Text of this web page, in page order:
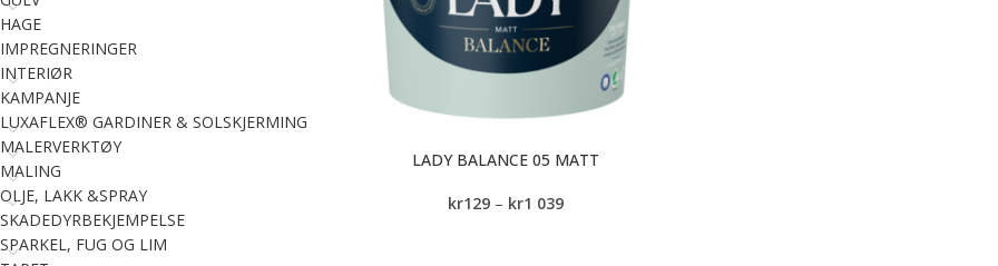
HAGE
IMPREGNERINGER
INTERIØR
KAMPANJE
LUXAFLEX® GARDINER & SOLSKJERMING
MALERVERKTØY
MALING
OLJE, LAKK &SPRAY
SKADEDYRBEKJEMPELSE
SPARKEL, FUG OG LIM
LADY BALANCE 05 MATT
kr129 – kr1 039